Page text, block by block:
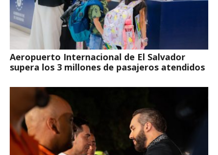
Aeropuerto Internacional de El Salvador
supera los 3 millones de pasajeros atendidos